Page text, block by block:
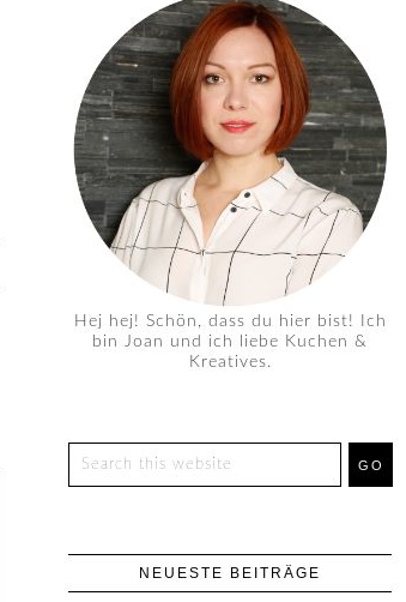
Hej hej! Schön, dass du hier bist! Ich
bin Joan und ich liebe Kuchen &
Kreatives.
NEUESTE BEITRÄGE